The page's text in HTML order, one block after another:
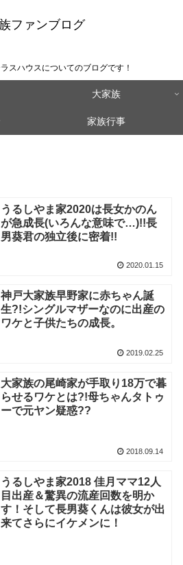
ファンブログ
スハウスについてのブログです！
大家族
家族行事
うるしやま家2020は長女かのん
が急成長(いろんな意味で…)!!長
男葵君の独立後に密着!!
2020.01.15
神戸大家族早野家に赤ちゃん誕
生?!シングルマザーなのに出産の
ワケと子供たちの成長。
2019.02.25
大家族の尾崎家が手取り18万で暮
らせるワケとは?!母ちゃんタトゥ
ーで元ヤン疑惑??
2018.09.14
うるしやま家2018 佳月ママ12人
目出産＆驚異の流産回数を明か
す！そして長男葵くんは彼女が出
来てさらにイケメンに！